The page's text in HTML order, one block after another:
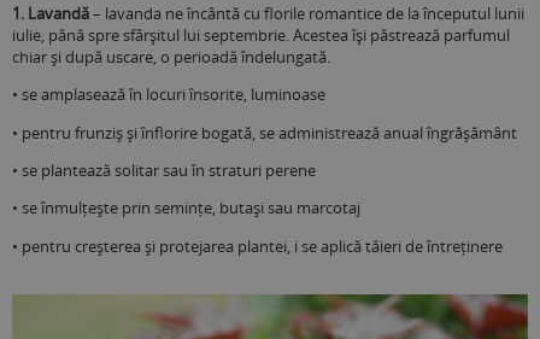
1. Lavandă– lavanda ne încântă cu florile romantice de la începutul lunii
iulie, până spre sfârșitul lui septembrie. Acestea își păstrează parfumul
chiar și după uscare, o perioadă îndelungată.
• se amplasează în locuri însorite, luminoase
• pentru frunziş şi înflorire bogată, se administrează anual îngrăşământ
• se plantează solitar sau în straturi perene
• se înmulțește prin semințe, butași sau marcotaj
• pentru creșterea și protejarea plantei, i se aplică tăieri de întreținere